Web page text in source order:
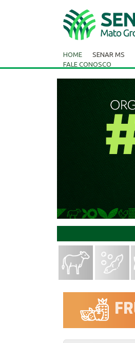
HOME SENAR MS
FALE CONOSCO